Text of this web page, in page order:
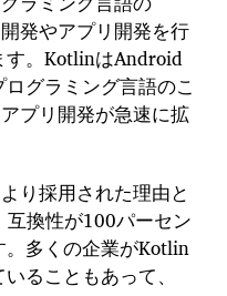
発やアプリ開発を行
す。KotlinはAndroid
グラミング言語のこ
プリ開発が急速に拡
り採用された理由と
互換性が100パーセン
。多くの企業がKotlin
ることもあって、